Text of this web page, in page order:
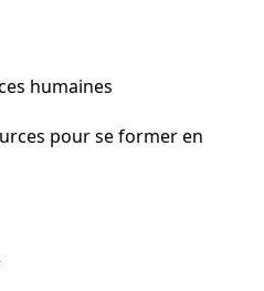
humaines
pour se former en